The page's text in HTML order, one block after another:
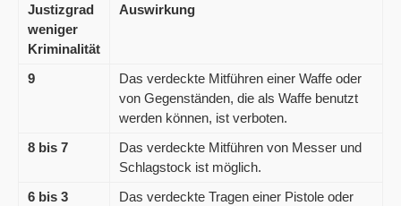
Justizgrad
weniger
Kriminalität
Auswirkung
9
Das verdeckte Mitführen einer Waffe oder
von Gegenständen, die als Waffe benutzt
werden können, ist verboten.
8 bis 7
Das verdeckte Mitführen von Messer und
Schlagstock ist möglich.
6 bis 3
Das verdeckte Tragen einer Pistole oder